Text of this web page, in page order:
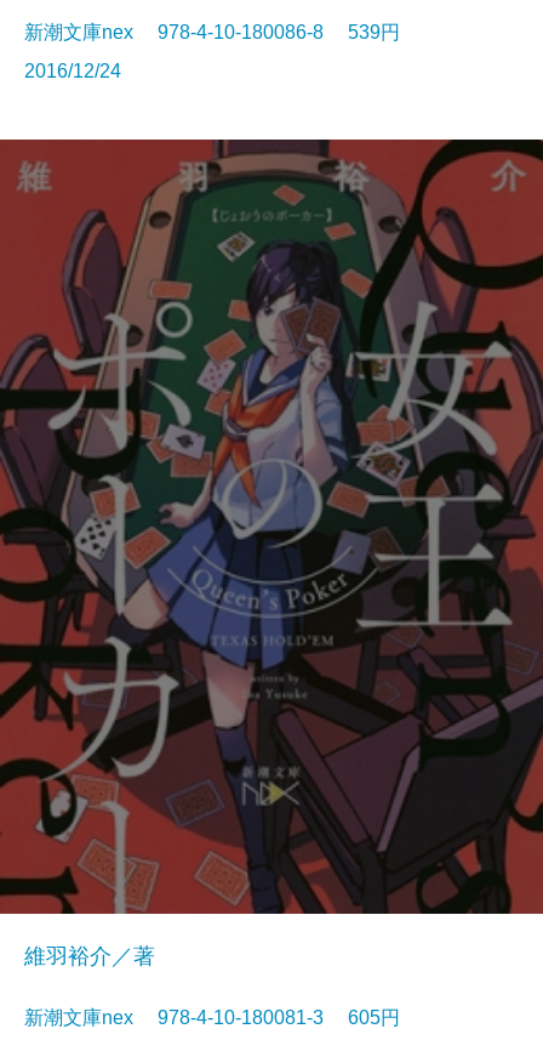
新潮文庫nex 978-4-10-180086-8 539円
2016/12/24
維羽裕介／著
新潮文庫nex 978-4-10-180081-3 605円